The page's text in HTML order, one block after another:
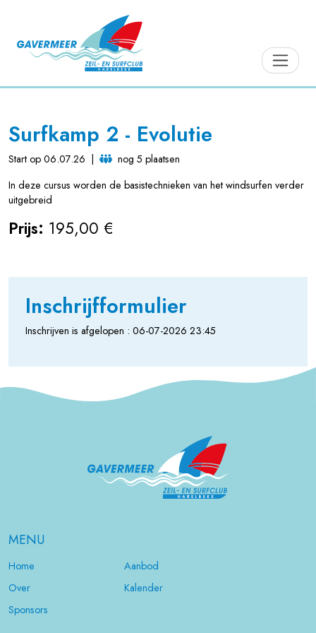
Surfkamp 2 - Evolutie
Start op 06.07.26
nog 5 plaatsen
In deze cursus worden de basistechnieken van het windsurfen verder
uitgebreid
Prijs: 195,00 €
Inschrijfformulier
Inschrijven is afgelopen : 06-07-2026 23:45
MENU
Home
Aanbod
Over
Kalender
Sponsors